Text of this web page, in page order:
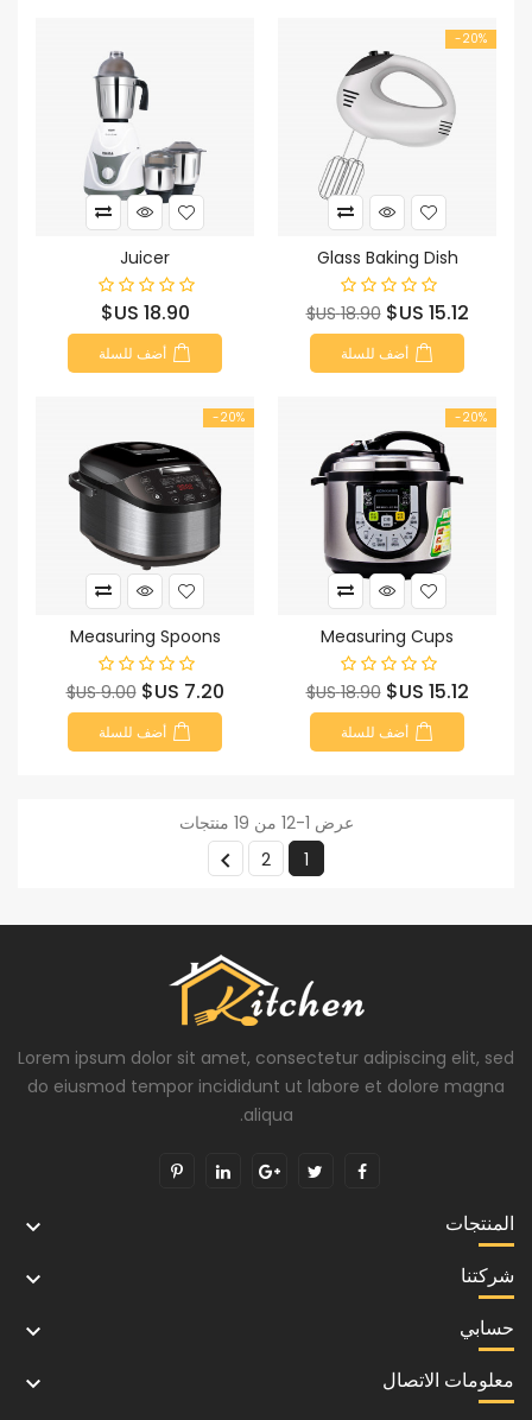
‎-20%
Glass Baking Dish
السعر
15.12 US$ السعر
الأساسي
18.90 US$
أضف للسلة
Juicer
السعر
18.90 US$
أضف للسلة
‎-20%
Measuring Cups
السعر
15.12 US$ السعر
الأساسي
18.90 US$
أضف للسلة
‎-20%
Measuring Spoons
السعر
7.20 US$ السعر
الأساسي
9.00 US$
أضف للسلة
عرض 1-12 من 19 منتجات
1
2

Lorem ipsum dolor sit amet, consectetur adipiscing elit, sed
do eiusmod tempor incididunt ut labore et dolore magna
aliqua.
المنتجات 
شركتنا 
حسابي 
معلومات الاتصال 